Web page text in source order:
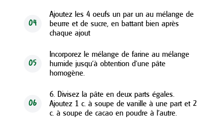
04
Ajoutez les 4 oeufs un par un au mélange de
beurre et de sucre, en battant bien après
chaque ajout
05
Incorporez le mélange de farine au mélange
humide jusqu'à obtention d'une pâte
homogène.
06
6. Divisez la pâte en deux parts égales.
Ajoutez 1 c. à soupe de vanille à une part et 2
c. à soupe de cacao en poudre à l'autre.